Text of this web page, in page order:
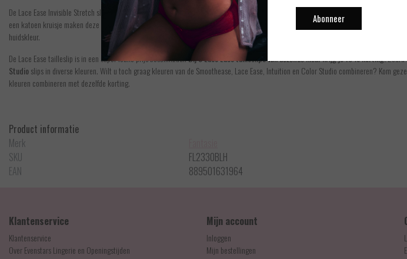
De Lace Ease Invisible Stretch slip van Fantasie in de kleur blush is seamless en geschikt voor maat XS t/m XL. De slip bestaat deels
een katoen kruisje maken deze slip super handig en comfortabel. De slip voelt zacht aan op de huid en de slip valt als een klassieke
huidskleur.
De Lace Ease tailleslip is in een super leuke prijs beschikbaar.Bij 3 Lace Ease tailleslipsvan dezelfde kleurkrijg je 10% korting.Zodra
Studioslips in diverse kleuren. Wilt u toch graag kleuren van de Smoothease, Lace Ease, Intuition en Color Studio combineren? Kom
kleuren combineren met dezelfde korting.
Product informatie
Merk
SKU
FL2330BLH
EAN
889501631964
Klantenservice
Klantenservice
Over Evenstars Lingerie en Openingstijden
Mijn account
Inloggen
Mijn bestellingen
Abonneer